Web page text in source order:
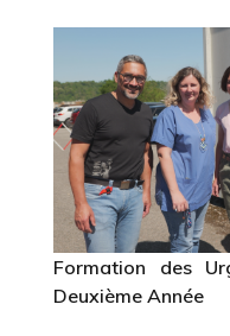
Formation des
Deuxième Année